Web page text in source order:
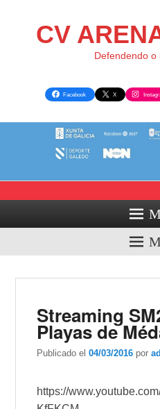
CV
Defendendo o
Facebook X
Streaming
Playas de
Publicado el04/03/2016 por
https://